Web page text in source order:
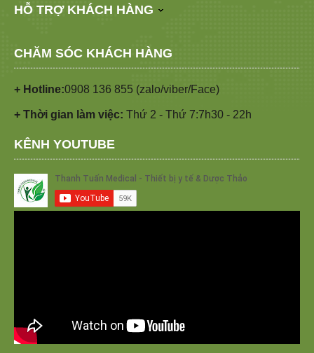
HỖ TRỢ KHÁCH HÀNG
CHĂM SÓC KHÁCH HÀNG
+ Hotline:0908 136 855 (zalo/viber/Face)
+ Thời gian làm việc: Thứ 2 - Thứ 7:7h30 - 22h
KÊNH YOUTUBE